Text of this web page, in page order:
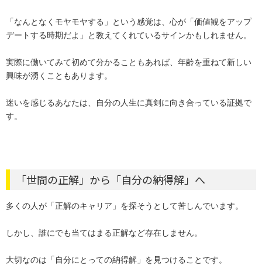
「なんとなくモヤモヤする」という感覚は、心が「価値観をアップ
デートする時期だよ」と教えてくれているサインかもしれません。
実際に働いてみて初めて分かることもあれば、年齢を重ねて新しい
興味が湧くこともあります。
迷いを感じるあなたは、自分の人生に真剣に向き合っている証拠で
す。
「世間の正解」から「自分の納得解」へ
多くの人が「正解のキャリア」を探そうとして苦しんでいます。
しかし、誰にでも当てはまる正解など存在しません。
大切なのは「自分にとっての納得解」を見つけることです。